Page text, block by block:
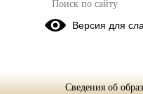
Уроки для
сетевого
Версия для
Сведения об